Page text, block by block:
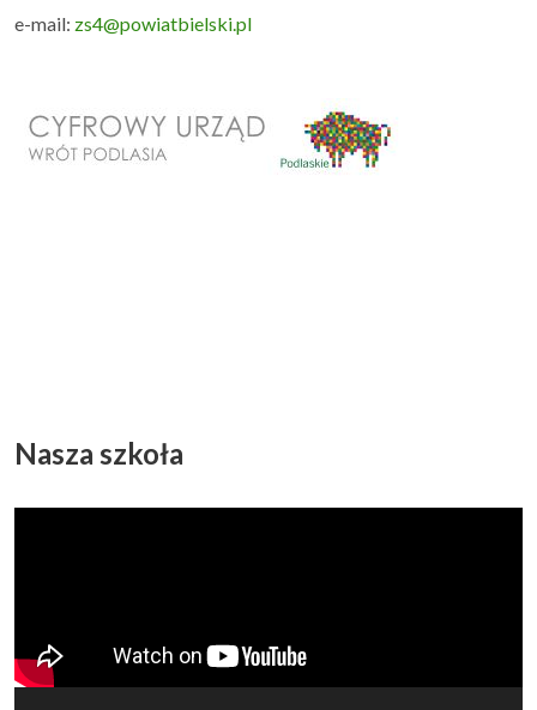
e-mail: zs4@powiatbielski.pl
Nasza szkoła